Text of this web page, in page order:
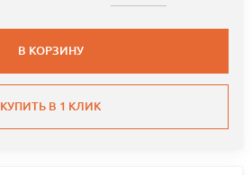
В КОРЗИНУ
КУПИТЬ В 1 КЛИК